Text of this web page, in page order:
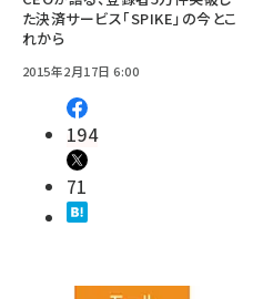
た決済サービス「SPIKE」の今とこ
れから
2015年2月17日 6:00
194
71